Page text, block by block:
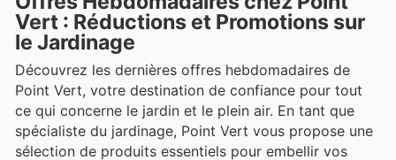
Vert : Réductions et Promotions sur
le Jardinage
Découvrez les dernières offres hebdomadaires de
Point Vert, votre destination de confiance pour tout
ce qui concerne le jardin et le plein air. En tant que
spécialiste du jardinage, Point Vert vous propose une
sélection de produits essentiels pour embellir vos